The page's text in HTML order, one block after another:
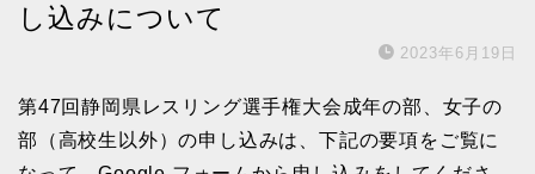
し込みについて
2023年6月19日
第47回静岡県レスリング選手権大会成年の部、女子の
部（高校生以外）の申し込みは、下記の要項をご覧に